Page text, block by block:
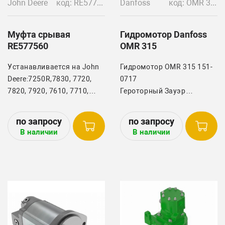
John Deere код: RE577560
Муфта срывая
RE577560
Устанавливается на John
Deere:7250R,7830, 7720,
7820, 7920, 7610, 7710,
8220, 8320, 8420, 8520,
7230R, 7310R, 7R 210, 7210,
7410, 7510, 7930, 7R 250,
В наличии
Danfoss код: OMR 315 151-0717, 272096, 120185901, 11186652,
Гидромотор Danfoss
OMR 315
Гидромотор OMR 315 151-
0717
Героторный Зауэр
Solutions, Sauer-Danfoss
Зауэр Данфосс.
OMR X 315 11186652, OMR
X 315 11186653, OMR X 315
В наличии